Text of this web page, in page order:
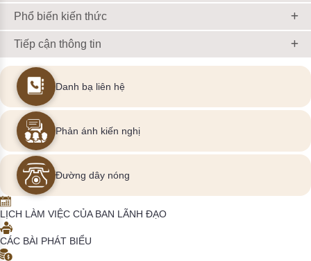
Phổ biến kiến thức
Tiếp cận thông tin
Danh bạ liên hệ
Phản ánh kiến nghị
Đường dây nóng
LỊCH LÀM VIỆC CỦA BAN LÃNH ĐẠO
CÁC BÀI PHÁT BIỂU